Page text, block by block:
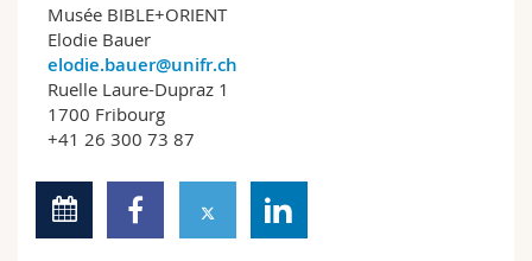
Musée BIBLE+ORIENT
Elodie Bauer
elodie.bauer@unifr.ch
Ruelle Laure-Dupraz 1
1700 Fribourg
+41 26 300 73 87